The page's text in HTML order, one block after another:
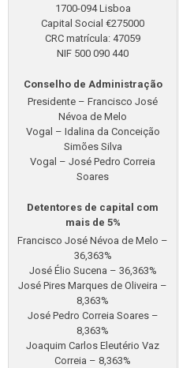
1700-094 Lisboa
Capital Social €275000
CRC matrícula: 47059
NIF 500 090 440
Conselho de Administração
Presidente – Francisco José
Névoa de Melo
Vogal – Idalina da Conceição
Simões Silva
Vogal – José Pedro Correia
Soares
Detentores de capital com
mais de 5%
Francisco José Névoa de Melo –
36,363%
José Élio Sucena – 36,363%
José Pires Marques de Oliveira –
8,363%
José Pedro Correia Soares –
8,363%
Joaquim Carlos Eleutério Vaz
Correia – 8,363%